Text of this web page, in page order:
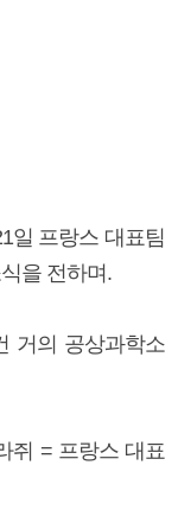
일 프랑스 대표팀
을 전하며.
거의 공상과학소
쥐 = 프랑스 대표